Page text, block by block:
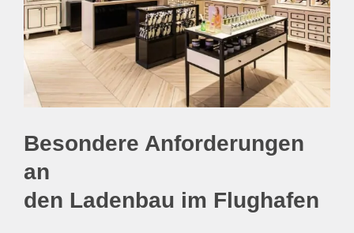
Besondere Anforderungen
an
den Ladenbau im Flughafen